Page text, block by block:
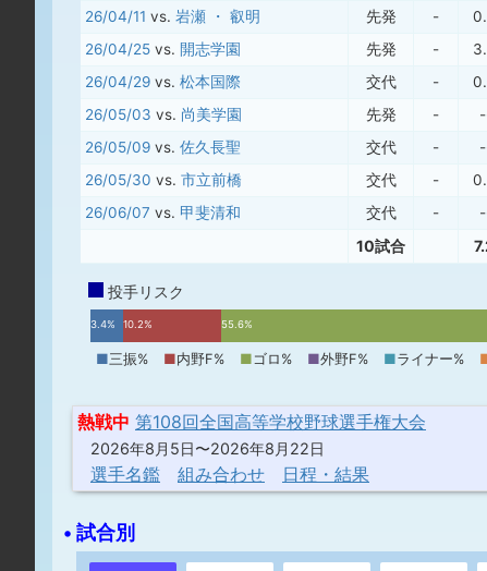
26/04/11 vs. 岩瀬 ・ 叡明 先発 -
26/04/25 vs. 開志学園 先発 -
26/04/29 vs. 松本国際 交代 -
26/05/03 vs. 尚美学園 先発 -
26/05/09 vs. 佐久長聖 交代 -
26/05/30 vs. 市立前橋 交代 -
26/06/07 vs. 甲斐清和 交代 -
10試合
投手リスク
3.4% 10.2% 55.6%
■三振% ■内野F% ■ゴロ% ■外野F% ■ライナー%
熱戦中 第108回全国高等学校野球選手権大会
2026年8月5日〜2026年8月22日
選手名鑑 組み合わせ 日程・結果
• 試合別